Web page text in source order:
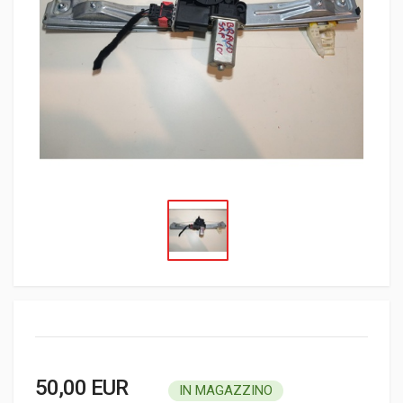
50,00 EUR IN MAGAZZINO